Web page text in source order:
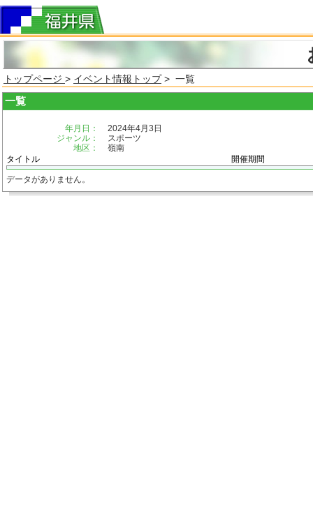
トップページ > イベント情報トップ> 一覧
一覧
年月日：
2024年4月3日
ジャンル：
スポーツ
地区：
嶺南
タイトル
開催期間
データがありません。